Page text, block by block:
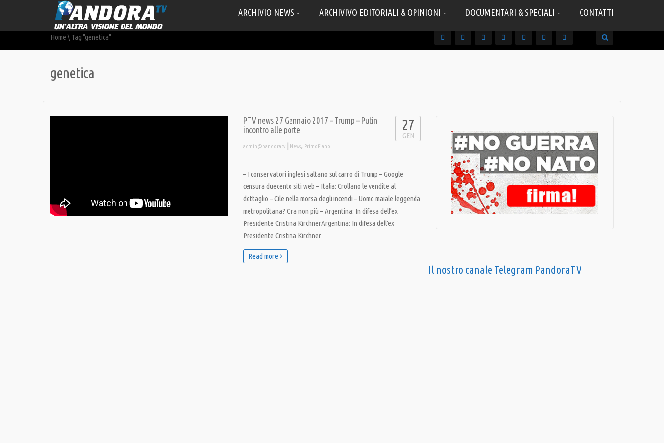
ARCHIVIO NEWS ARCHIVIVO EDITORIALI & OPINIONI DOCUMENTARI & SPECIALI CONTATTI
Home \ Tag "genetica"
genetica
PTV news 27 Gennaio 2017 – Trump – Putin
incontro alle porte
admin@pandoratv | News, PrimoPiano
27
GEN
– I conservatori inglesi saltano sul carro di Trump – Google
censura duecento siti web – Italia: Crollano le vendite al
dettaglio – Cile nella morsa degli incendi – Uomo maiale leggenda
metropolitana? Ora non più – Argentina: In difesa dell’ex
Presidente Cristina KirchnerArgentina: In difesa dell’ex
Presidente Cristina Kirchner
Read more
Il nostro canale Telegram PandoraTV